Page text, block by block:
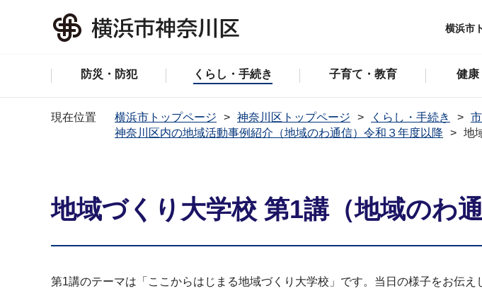
横浜市
防災・防犯 くらし・手続き 子育て・教育 健康
現在位置 横浜市トップページ 神奈川区トップページ くらし・手続き
神奈川区内の地域活動事例紹介（地域のわ通信）令和３年度以降
地
地域づくり大学校 第1講（地域のわ
第1講のテーマは「ここからはじまる地域づくり大学校」です。当日の様子をお伝え